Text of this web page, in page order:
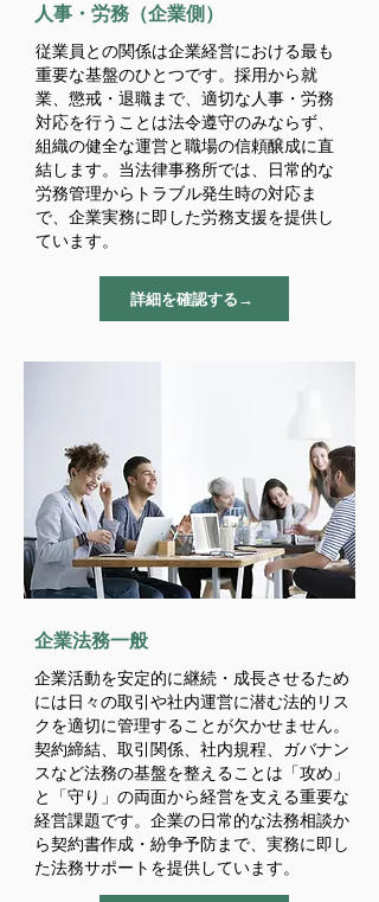
人事・労務（企業側）
従業員との関係は企業経営における最も
重要な基盤のひとつです。採用から就
業、懲戒・退職まで、適切な人事・労務
対応を行うことは法令遵守のみならず、
組織の健全な運営と職場の信頼醸成に直
結します。当法律事務所では、日常的な
労務管理からトラブル発生時の対応ま
で、企業実務に即した労務支援を提供し
ています。
詳細を確認する→
​企業法務一般
企業活動を安定的に継続・成長させるため
には日々の取引や社内運営に潜む法的リス
クを適切に管理することが欠かせません。
契約締結、取引関係、社内規程、ガバナン
スなど法務の基盤を整えることは「攻め」
と「守り」の両面から経営を支える重要な
経営課題です。企業の日常的な法務相談か
ら契約書作成・紛争予防まで、実務に即し
た法務サポートを提供しています。